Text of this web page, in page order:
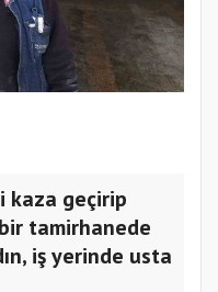
kaza geçirip
tamirhanede
iş yerinde usta